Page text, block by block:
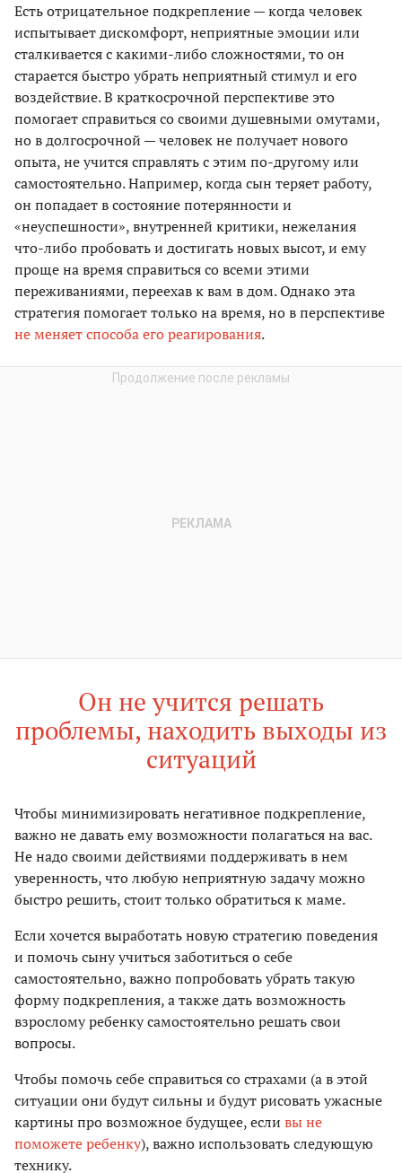
Есть отрицательное подкрепление — когда человек
испытывает дискомфорт, неприятные эмоции или
сталкивается с какими-либо сложностями, то он
старается быстро убрать неприятный стимул и его
воздействие. В краткосрочной перспективе это
помогает справиться со своими душевными омутами,
но в долгосрочной — человек не получает нового
опыта, не учится справлять с этим по-другому или
самостоятельно. Например, когда сын теряет работу,
он попадает в состояние потерянности и
«неуспешности», внутренней критики, нежелания
что-либо пробовать и достигать новых высот, и ему
проще на время справиться со всеми этими
переживаниями, переехав к вам в дом. Однако эта
стратегия помогает только на время, но в перспективе
не меняет способа его реагирования.
Он не учится решать
проблемы, находить выходы из
ситуаций
Чтобы минимизировать негативное подкрепление,
важно не давать ему возможности полагаться на вас.
Не надо своими действиями поддерживать в нем
уверенность, что любую неприятную задачу можно
быстро решить, стоит только обратиться к маме.
Если хочется выработать новую стратегию поведения
и помочь сыну учиться заботиться о себе
самостоятельно, важно попробовать убрать такую
форму подкрепления, а также дать возможность
взрослому ребенку самостоятельно решать свои
вопросы.
Чтобы помочь себе справиться со страхами (а в этой
ситуации они будут сильны и будут рисовать ужасные
картины про возможное будущее, если вы не
поможете ребенку), важно использовать следующую
технику.